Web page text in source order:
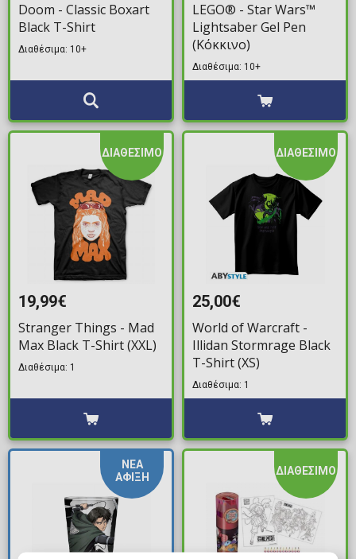
Doom - Classic Boxart
Black T-Shirt
Διαθέσιμα: 10+
LEGO® - Star Wars™
Lightsaber Gel Pen
(Κόκκινο)
Διαθέσιμα: 10+
ΔΙΑΘΕΣΙΜΟ
19,99€
Stranger Things - Mad
Max Black T-Shirt (XXL)
Διαθέσιμα: 1
ΔΙΑΘΕΣΙΜΟ
25,00€
World of Warcraft -
Illidan Stormrage Black
T-Shirt (XS)
Διαθέσιμα: 1
ΝΕΑ
ΑΦΙΞΗ
ΔΙΑΘΕΣΙΜΟ